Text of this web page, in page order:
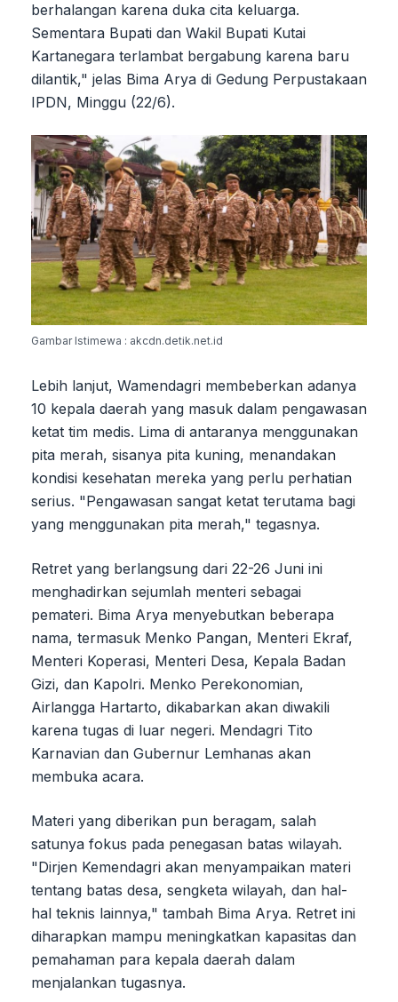
berhalangan karena duka cita keluarga.
Sementara Bupati dan Wakil Bupati Kutai
Kartanegara terlambat bergabung karena baru
dilantik," jelas Bima Arya di Gedung Perpustakaan
IPDN, Minggu (22/6).
Gambar Istimewa : akcdn.detik.net.id
Lebih lanjut, Wamendagri membeberkan adanya
10 kepala daerah yang masuk dalam pengawasan
ketat tim medis. Lima di antaranya menggunakan
pita merah, sisanya pita kuning, menandakan
kondisi kesehatan mereka yang perlu perhatian
serius. "Pengawasan sangat ketat terutama bagi
yang menggunakan pita merah," tegasnya.
Retret yang berlangsung dari 22-26 Juni ini
menghadirkan sejumlah menteri sebagai
pemateri. Bima Arya menyebutkan beberapa
nama, termasuk Menko Pangan, Menteri Ekraf,
Menteri Koperasi, Menteri Desa, Kepala Badan
Gizi, dan Kapolri. Menko Perekonomian,
Airlangga Hartarto, dikabarkan akan diwakili
karena tugas di luar negeri. Mendagri Tito
Karnavian dan Gubernur Lemhanas akan
membuka acara.
Materi yang diberikan pun beragam, salah
satunya fokus pada penegasan batas wilayah.
"Dirjen Kemendagri akan menyampaikan materi
tentang batas desa, sengketa wilayah, dan hal-
hal teknis lainnya," tambah Bima Arya. Retret ini
diharapkan mampu meningkatkan kapasitas dan
pemahaman para kepala daerah dalam
menjalankan tugasnya.